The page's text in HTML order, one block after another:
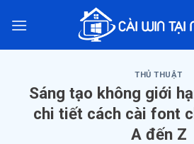
THỦ THUẬT
Sáng tạo không giới
chi tiết cách cài font
A đến Z